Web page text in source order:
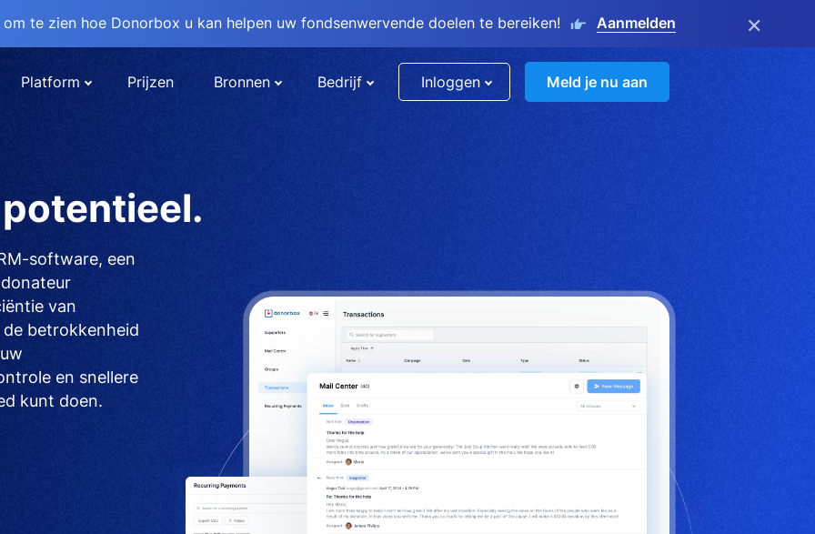
te zien hoe Donorbox u kan helpen uw fondsenwervende doelen te bereiken! Aanmelden ×
Platform Prijzen Bronnen Bedrijf Inloggen Meld je nu aan
software, een
van
betrokkenheid
en snellere
kunt doen.